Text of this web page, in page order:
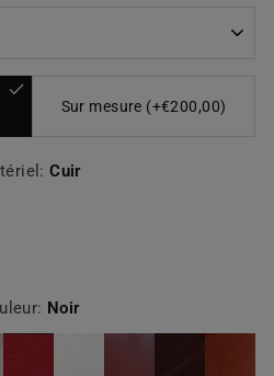
Sur mesure (+€200,00)
Cuir
Noir